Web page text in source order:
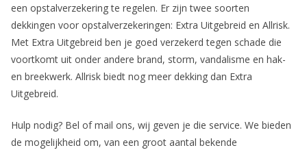
een opstalverzekering te regelen. Er zijn twee soorten
dekkingen voor opstalverzekeringen: Extra Uitgebreid en Allrisk.
Met Extra Uitgebreid ben je goed verzekerd tegen schade die
voortkomt uit onder andere brand, storm, vandalisme en hak-
en breekwerk. Allrisk biedt nog meer dekking dan Extra
Uitgebreid.
Hulp nodig? Bel of mail ons, wij geven je die service. We bieden
de mogelijkheid om, van een groot aantal bekende